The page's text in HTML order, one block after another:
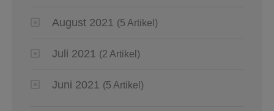
August 2021 (5 Artikel)
Juli 2021 (2 Artikel)
Juni 2021 (5 Artikel)